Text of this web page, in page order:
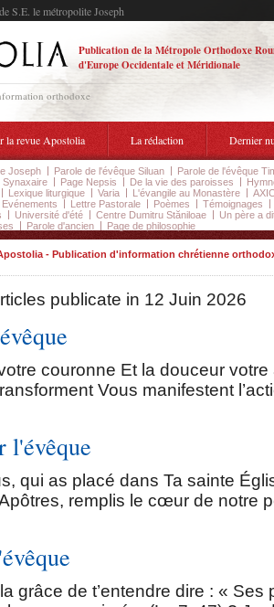
S.E. le métropolite Joseph
Publication de la Métropole Orthodoxe
d'Europe Occidentale et Méridionale
orthodoxe
la revue Apostolia La rédaction Dernier
Joseph Parole de l'évêque Siluan
Parole de l'évêque
Synaxaire Page Nepsis De la vie des paroisses
Lexique liturgique Varia L'évangile au Monastère
Evénements Lettre Pastorale Poèmes
Témoignages
Université d'été Centre Dumitru Stăniloae
Un père a
Parole d'ancien Page de philosophie
- Publication d'information chrétienne
publicate in 12 Juin 2026
couronne Et la douceur
Vous manifestent
l'évêque
qui as placé dans Ta sainte
remplis le cœur de notre
grâce de t’entendre dire : «